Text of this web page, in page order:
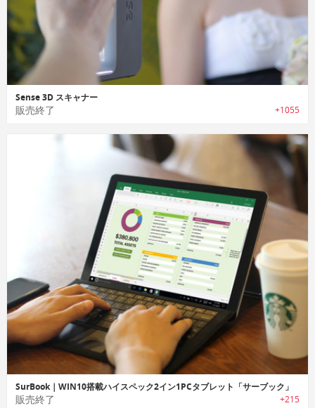
Sense 3D スキャナー
販売終了 +1055
SurBook｜WIN10搭載ハイスペック2イン1PCタブレット「サーブック」
販売終了 +215